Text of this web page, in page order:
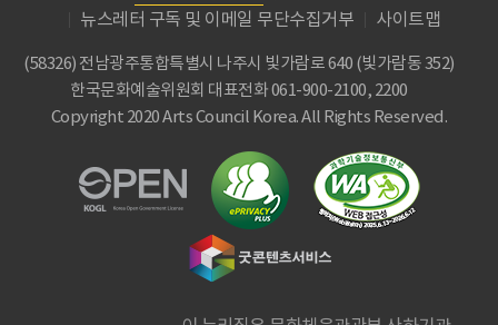
뉴스레터 구독 및 이메일 무단수집거부
사이트맵
(58326) 전남광주통합특별시 나주시 빛가람로 640 (빛가람동 352)
한국문화예술위원회 대표전화 061-900-2100, 2200
Copyright 2020 Arts Council Korea. All Rights Reserved.